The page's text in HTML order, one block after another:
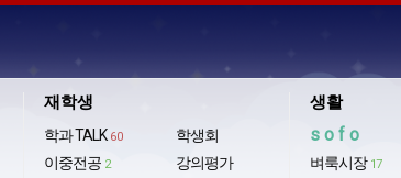
재학생
학과 TALK 60
이중전공 2
학생회
강의평가
생활
sofo
벼룩시장 17